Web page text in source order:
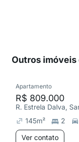
Outros imóveis
Apartamento
R$ 809.000
R. Estrela Dalva,
145m² 2
Ver contato